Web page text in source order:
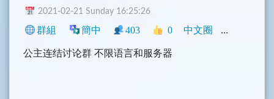
2021-02-21 Sunday 16:25:26
群組 簡中 403 0 中文圈 動漫
公主连结讨论群 不限语言和服务器